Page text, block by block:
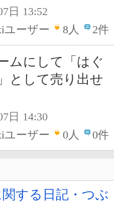
日 13:52
ユーザー
8人 2件
ムにして「はぐ
として売り出せ
日 14:30
ユーザー
0人 0件
する日記・つぶ